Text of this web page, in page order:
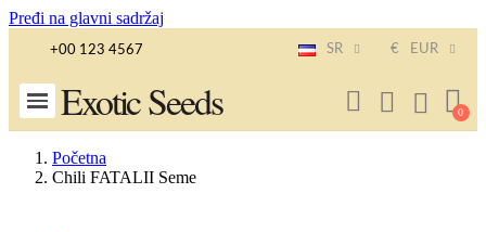
Pređi na glavni sadržaj
+00 123 4567 SR € EUR
Exotic Seeds
Početna
Chili FATALII Seme